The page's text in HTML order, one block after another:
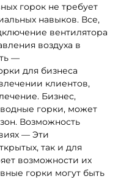
горок не требует
навыков. Все,
вентилятора
воздуха в
—
для бизнеса
клиентов,
Бизнес,
горки, может
Возможность
— Эти
так и для
возможности их
горки могут быть